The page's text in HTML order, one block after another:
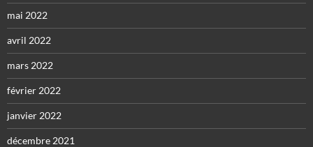
mai 2022
avril 2022
mars 2022
février 2022
janvier 2022
décembre 2021